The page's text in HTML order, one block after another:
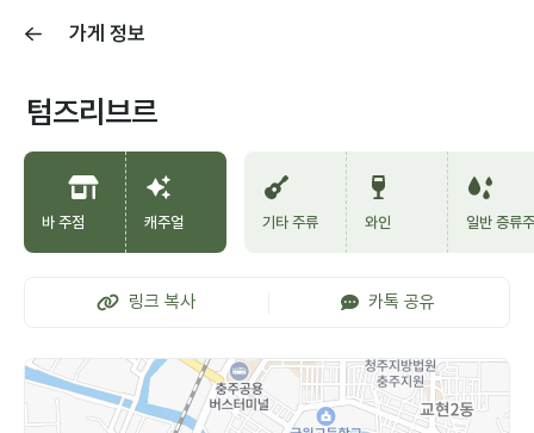
가게 정보
텀즈리브르
바 주점 캐주얼 기타 주류 와인 일반 증류주
링크 복사 카톡 공유